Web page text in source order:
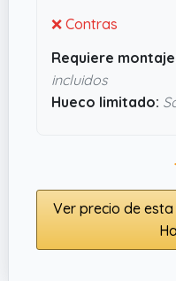
❌ Contras
Requiere
incluidos
Hueco limitado:
Ver precio de